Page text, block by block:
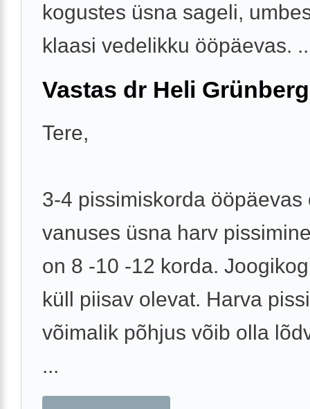
kogustes üsna sageli,
klaasi vedelikku ööpäevas.
Vastas dr Heli Grünberg
Tere,
3-4 pissimiskorda ööpäevas
vanuses üsna harv
on 8 -10 -12 korda.
küll piisav olevat. Harva
võimalik põhjus võib olla
...